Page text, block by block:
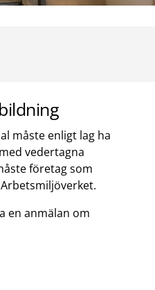
måste enligt lag ha
vedertagna
företag som
en anmälan om